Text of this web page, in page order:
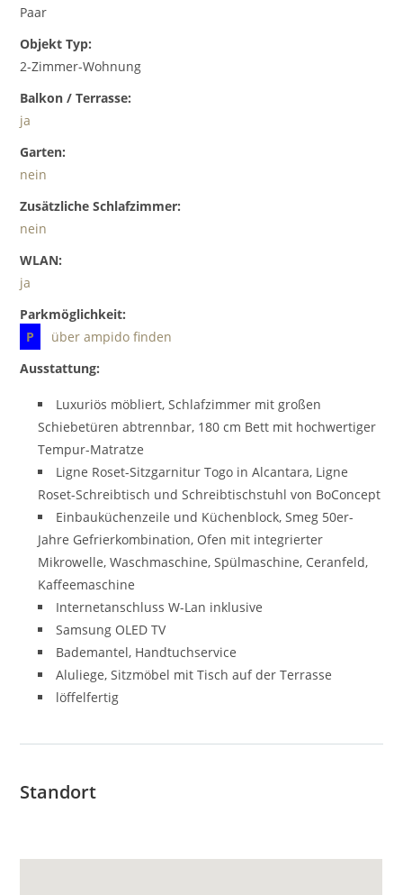
Paar
Objekt Typ:
2-Zimmer-Wohnung
Balkon / Terrasse:
ja
Garten:
nein
Zusätzliche Schlafzimmer:
nein
WLAN:
ja
Parkmöglichkeit:
P
über ampido finden
Ausstattung:
Luxuriös möbliert, Schlafzimmer mit großen
Schiebetüren abtrennbar, 180 cm Bett mit hochwertiger
Tempur-Matratze
Ligne Roset-Sitzgarnitur Togo in Alcantara, Ligne
Roset-Schreibtisch und Schreibtischstuhl von BoConcept
Einbauküchenzeile und Küchenblock, Smeg 50er-
Jahre Gefrierkombination, Ofen mit integrierter
Mikrowelle, Waschmaschine, Spülmaschine, Ceranfeld,
Kaffeemaschine
Internetanschluss W-Lan inklusive
Samsung OLED TV
Bademantel, Handtuchservice
Aluliege, Sitzmöbel mit Tisch auf der Terrasse
löffelfertig
Standort